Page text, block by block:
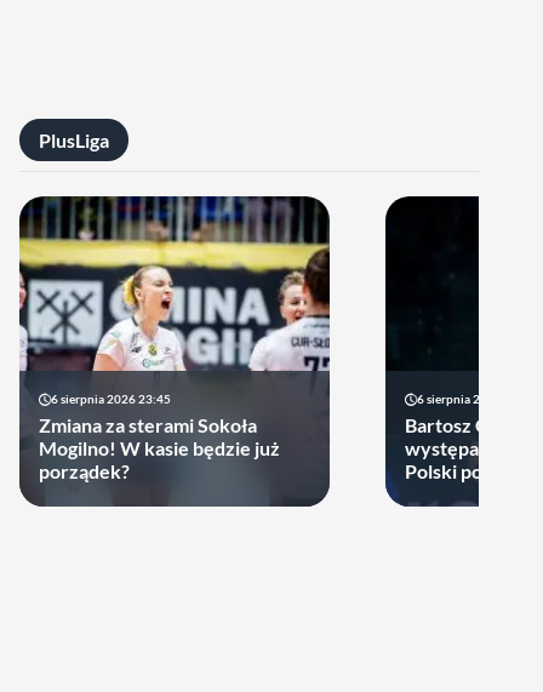
PlusLiga
6 sierpnia 2026 23:45
Zmiana za sterami Sokoła
Mogilno! W kasie będzie już
porządek?
6 sierpnia 2026 17:40
Bartosz
występach w
Polski podjął